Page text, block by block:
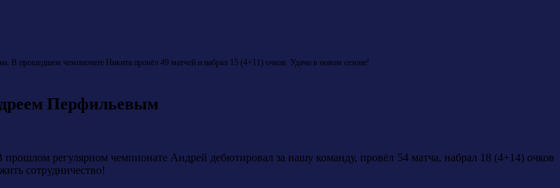
В прошедшем чемпионате Никита провёл 49 матчей и набрал 15 (4+11) очков. Удачи в новом сезоне!
Перфильевым
прошлом регулярном чемпионате Андрей дебютировал за нашу команду, провёл 54 матча, набрал 18 (4+14) очков
сотрудничество!